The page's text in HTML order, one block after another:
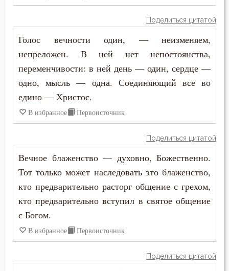
Бог
Богопознание
Богородица
Болезнь
Борьба
Будущее
Исаак Сирин Ниневийский
Исидор Пелусиот
Киприан Карфагенский
Максим Исповедник
Нил Синайский
Симеон Новый Богослов
Феодор Студит
Феофан Затворник
Поделиться цитатой
Голос вечности один, — неизменяем,
непреложен. В ней нет непостоянства,
переменчивости: в ней день — один, сердце —
одно, мысль — одна. Соединяющий все во
едино — Христос.
В избранное Первоисточник
Поделиться цитатой
Вечное блаженство — духовно, Божественно.
Тот только может наследовать это блаженство,
кто предварительно расторг общение с грехом,
кто предварительно вступил в святое общение
с Богом.
В избранное Первоисточник
Поделиться цитатой